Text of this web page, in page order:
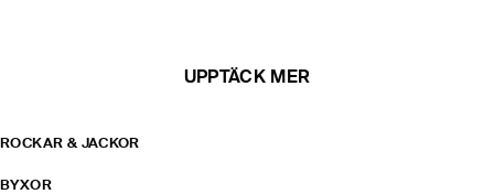
UPPTÄCK MER
ROCKAR & JACKOR
BYXOR